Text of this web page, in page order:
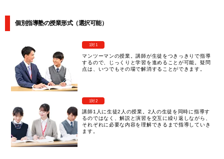
個別指導塾の授業形式（選択可能）
1対1
マンツーマンの授業。講師が生徒をつきっきりで指導
するので、じっくりと学習を進めることが可能。疑問
点は、いつでもその場で解消することができます。
1対2
講師1人に生徒2人の授業。2人の生徒を同時に指導す
るのではなく、解説と演習を交互に繰り返しながら、
それぞれに必要な内容を理解できるまで指導していき
ます。